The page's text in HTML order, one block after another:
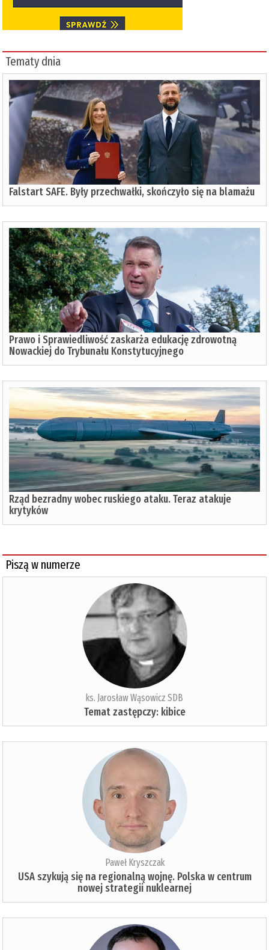
Tematy dnia
Falstart SAFE. Były przechwałki, skończyło się na blamażu
Prawo i Sprawiedliwość zaskarża edukację zdrowotną
Nowackiej do Trybunału Konstytucyjnego
Rząd bezradny wobec ruskiego ataku. Teraz atakuje
krytyków
Piszą w numerze
ks. Jarosław Wąsowicz SDB
Temat zastępczy: kibice
Paweł Kryszczak
USA szykują się na regionalną wojnę. Polska w centrum
nowej strategii nuklearnej